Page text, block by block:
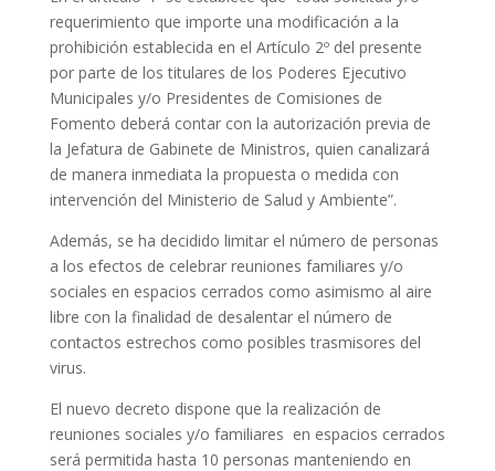
requerimiento que importe una modificación a la
prohibición establecida en el Artículo 2º del presente
por parte de los titulares de los Poderes Ejecutivo
Municipales y/o Presidentes de Comisiones de
Fomento deberá contar con la autorización previa de
la Jefatura de Gabinete de Ministros, quien canalizará
de manera inmediata la propuesta o medida con
intervención del Ministerio de Salud y Ambiente”.
Además, se ha decidido limitar el número de personas
a los efectos de celebrar reuniones familiares y/o
sociales en espacios cerrados como asimismo al aire
libre con la finalidad de desalentar el número de
contactos estrechos como posibles trasmisores del
virus.
El nuevo decreto dispone que la realización de
reuniones sociales y/o familiares en espacios cerrados
será permitida hasta 10 personas manteniendo en